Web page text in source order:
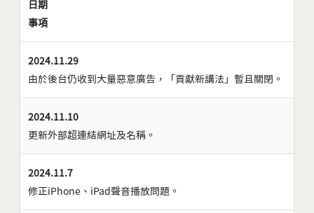
日期
事項
2024.11.29
由於後台仍收到大量惡意廣告，「貢獻新講法」暫且關閉。
2024.11.10
更新外部超連結網址及名稱。
2024.11.7
修正iPhone、iPad聲音播放問題。